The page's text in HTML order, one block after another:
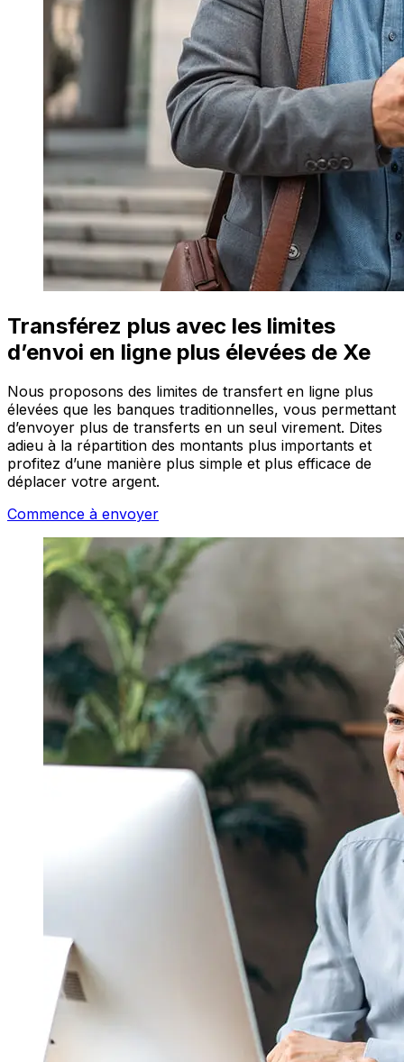
Transférez plus avec les limites
d’envoi en ligne plus élevées de Xe
Nous proposons des limites de transfert en ligne plus
élevées que les banques traditionnelles, vous permettant
d’envoyer plus de transferts en un seul virement. Dites
adieu à la répartition des montants plus importants et
profitez d’une manière plus simple et plus efficace de
déplacer votre argent.
Commence à envoyer